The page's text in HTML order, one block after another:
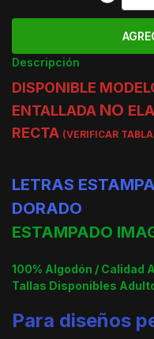
Descripción
DISPONIBLE
ENTALLADA NO
RECTA (VERIFICAR
LETRAS
DORADO
ESTAMPADO
100% Algodón / Calidad
Tallas Disponibles
Para diseños